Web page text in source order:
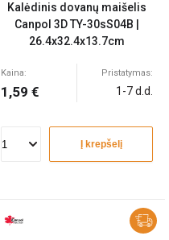
Kalėdinis dovanų maišelis
Canpol 3D TY-30sS04B |
26.4x32.4x13.7cm
Kaina:
1,59 €
Pristatymas:
1-7 d.d.
Į krepšelį